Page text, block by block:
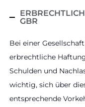
GBR
Bei einer
erbrechtliche
Schulden und
wichtig, sich über
entsprechende